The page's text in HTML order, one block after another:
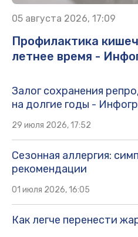
05 августа 2026, 17:09
Профилактика
летнее время -
Залог сохранения
на долгие годы -
29 июля 2026, 17:52
Сезонная аллергия:
рекомендации
01 июля 2026, 16:05
Как легче перенести